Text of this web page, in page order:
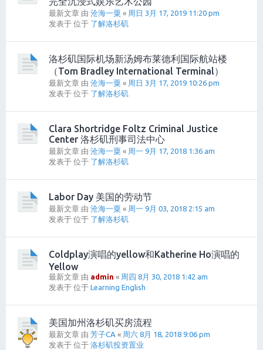
最新文章 由 沧海一粟 « 周日 3月 17, 2019 11:20 pm
发表于 位于 了解洛杉矶
洛杉矶国际机场新汤姆布莱德利国际航站楼
（Tom Bradley International Terminal）
最新文章 由 沧海一粟 « 周日 3月 17, 2019 10:26 pm
发表于 位于 了解洛杉矶
Clara Shortridge Foltz Criminal Justice
Center 洛杉矶刑事司法中心
最新文章 由 沧海一粟 « 周一 9月 17, 2018 1:36 am
发表于 位于 了解洛杉矶
Labor Day 美国的劳动节
最新文章 由 沧海一粟 « 周一 9月 03, 2018 2:15 am
发表于 位于 了解洛杉矶
Coldplay演唱的yellow和Katherine Ho演唱的
Yellow
最新文章 由 admin « 周四 8月 30, 2018 1:42 am
发表于 位于 Learning English
美国加州洛杉矶买房流程
最新文章 由 芳子CA « 周六 8月 18, 2018 9:06 pm
发表于 位于 洛杉矶投资置业